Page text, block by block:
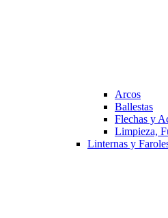
Arcos
Ballestas
Flechas y
Limpieza,
Linternas y